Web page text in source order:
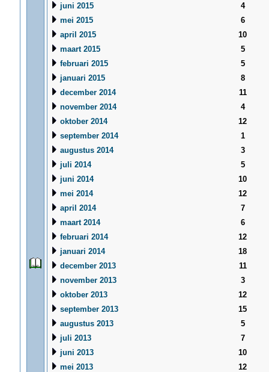
juni 2015
4
mei 2015
6
april 2015
10
maart 2015
5
februari 2015
5
januari 2015
8
december 2014
11
november 2014
4
oktober 2014
12
september 2014
1
augustus 2014
3
juli 2014
5
juni 2014
10
mei 2014
12
april 2014
7
maart 2014
6
februari 2014
12
januari 2014
18
december 2013
11
november 2013
3
oktober 2013
12
september 2013
15
augustus 2013
5
juli 2013
7
juni 2013
10
mei 2013
12